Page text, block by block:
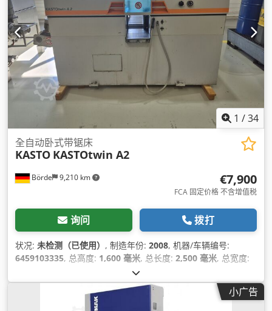
1 /34
Börde 9,210 km
全自动卧式带锯床
KASTO KASTOtwin A2
€7,900
FCA 固定价格 不含增值税
询问 拨打
状况: 未检测（已使用） , 制造年份: 2008, 机器/车辆编号:
6459103335, 总高度: 1,600 毫米, 总长度: 2,500 毫米, 总宽度:
小广告